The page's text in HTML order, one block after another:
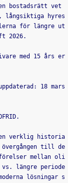
bostadsrätt vet
långsiktiga hyres
för längre ut
2026.
med 15 års er
18 mars
verklig historia
övergången till de
mellan oli
längre periode
lösningar s